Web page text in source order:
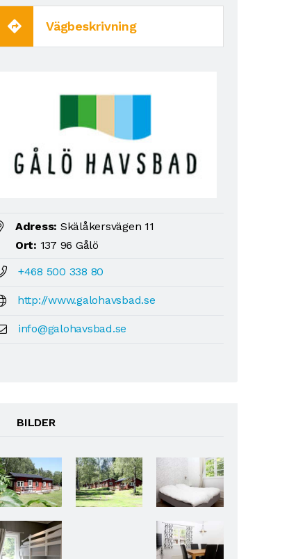
Vägbeskrivning
Adress: Skälåkersvägen 11
Ort: 137 96 Gålö
+468 500 338 80
http://www.galohavsbad.se
info@galohavsbad.se
BILDER